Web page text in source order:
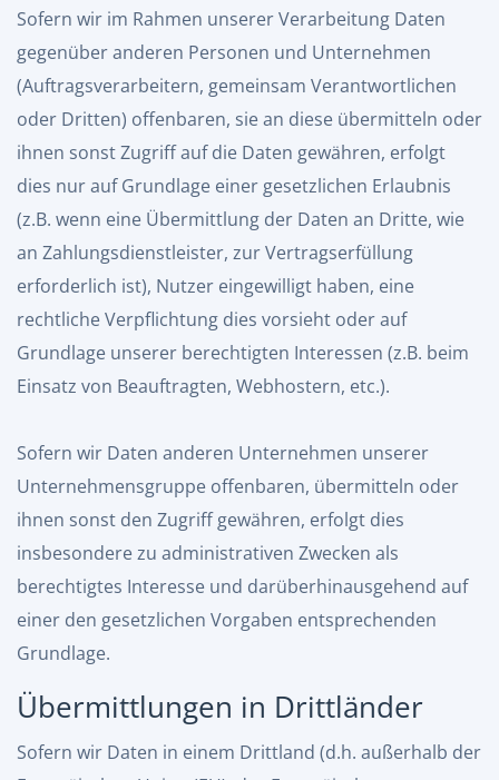
Sofern wir im Rahmen unserer Verarbeitung Daten
gegenüber anderen Personen und Unternehmen
(Auftragsverarbeitern, gemeinsam Verantwortlichen
oder Dritten) offenbaren, sie an diese übermitteln oder
ihnen sonst Zugriff auf die Daten gewähren, erfolgt
dies nur auf Grundlage einer gesetzlichen Erlaubnis
(z.B. wenn eine Übermittlung der Daten an Dritte, wie
an Zahlungsdienstleister, zur Vertragserfüllung
erforderlich ist), Nutzer eingewilligt haben, eine
rechtliche Verpflichtung dies vorsieht oder auf
Grundlage unserer berechtigten Interessen (z.B. beim
Einsatz von Beauftragten, Webhostern, etc.).
Sofern wir Daten anderen Unternehmen unserer
Unternehmensgruppe offenbaren, übermitteln oder
ihnen sonst den Zugriff gewähren, erfolgt dies
insbesondere zu administrativen Zwecken als
berechtigtes Interesse und darüberhinausgehend auf
einer den gesetzlichen Vorgaben entsprechenden
Grundlage.
Übermittlungen in Drittländer
Sofern wir Daten in einem Drittland (d.h. außerhalb der